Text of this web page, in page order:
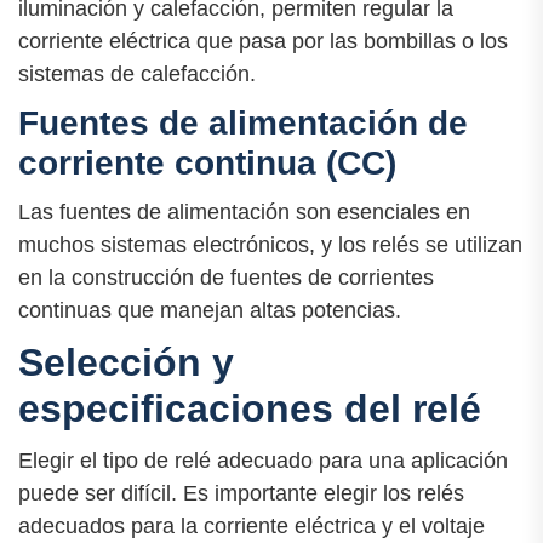
iluminación y calefacción, permiten regular la
corriente eléctrica que pasa por las bombillas o los
sistemas de calefacción.
Fuentes de alimentación de
corriente continua (CC)
Las fuentes de alimentación son esenciales en
muchos sistemas electrónicos, y los relés se utilizan
en la construcción de fuentes de corrientes
continuas que manejan altas potencias.
Selección y
especificaciones del relé
Elegir el tipo de relé adecuado para una aplicación
puede ser difícil. Es importante elegir los relés
adecuados para la corriente eléctrica y el voltaje